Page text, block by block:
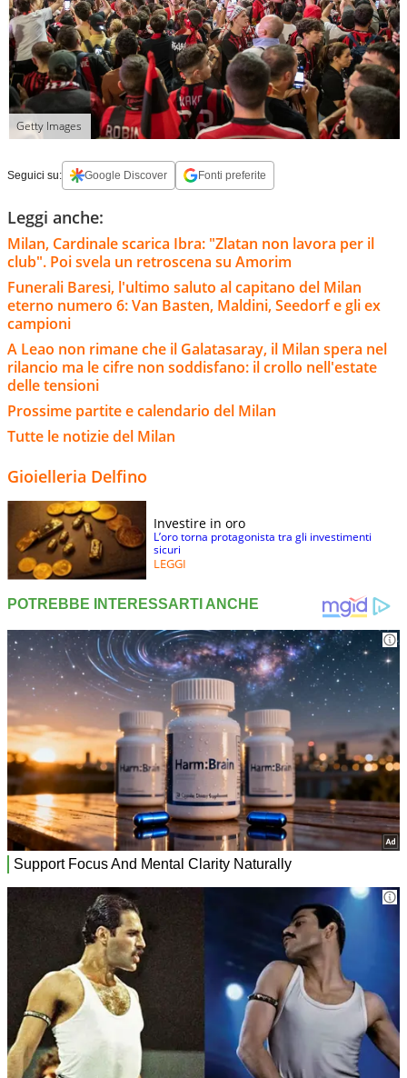
Getty Images
Seguici su: Google Discover Fonti preferite
Leggi anche:
Milan, Cardinale scarica Ibra: "Zlatan non lavora per il
club". Poi svela un retroscena su Amorim
Funerali Baresi, l'ultimo saluto al capitano del Milan
eterno numero 6: Van Basten, Maldini, Seedorf e gli ex
campioni
A Leao non rimane che il Galatasaray, il Milan spera nel
rilancio ma le cifre non soddisfano: il crollo nell'estate
delle tensioni
Prossime partite e calendario del Milan
Tutte le notizie del Milan
Gioielleria Delfino
Investire in oro
L’oro torna protagonista tra gli investimenti
sicuri
LEGGI